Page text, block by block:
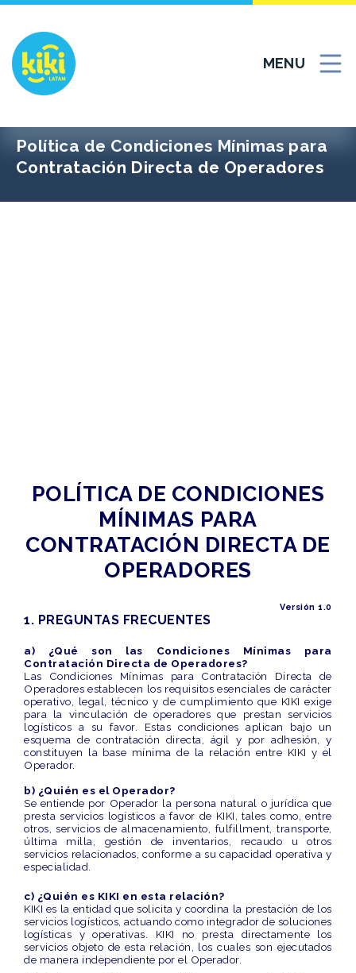
Skip
content
MENU
Política de Condiciones Mínimas para
Contratación Directa de Operadores
POLÍTICA DE CONDICIONES
MÍNIMAS PARA
CONTRATACIÓN DIRECTA DE
OPERADORES
Versión 1.0
1. PREGUNTAS FRECUENTES
a) ¿Qué son las Condiciones Mínimas para
Contratación Directa de Operadores?
Las Condiciones Mínimas para Contratación Directa de
Operadores establecen los requisitos esenciales de carácter
operativo, legal, técnico y de cumplimiento que KIKI exige
para la vinculación de operadores que prestan servicios
logísticos a su favor. Estas condiciones aplican bajo un
esquema de contratación directa, ágil y por adhesión, y
constituyen la base mínima de la relación entre KIKI y el
Operador.
b) ¿Quién es el Operador?
Se entiende por Operador la persona natural o jurídica que
presta servicios logísticos a favor de KIKI, tales como, entre
otros, servicios de almacenamiento, fulfillment, transporte,
última milla, gestión de inventarios, recaudo u otros
servicios relacionados, conforme a su capacidad operativa y
especialidad.
c) ¿Quién es KIKI en esta relación?
KIKI es la entidad que solicita y coordina la prestación de los
servicios logísticos, actuando como integrador de soluciones
logísticas y operativas. KIKI no presta directamente los
servicios objeto de esta relación, los cuales son ejecutados
de manera independiente por el Operador.